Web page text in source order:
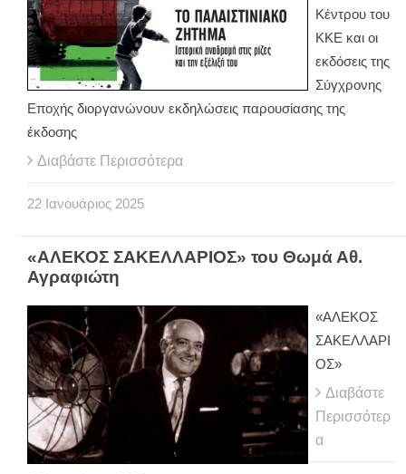
Κέντρου του
ΚΚΕ και οι
εκδόσεις της
Σύγχρονης
Εποχής διοργανώνουν εκδηλώσεις παρουσίασης της
έκδοσης
Διαβάστε Περισσότερα
22 Ιανουάριος 2025
«ΑΛΕΚΟΣ ΣΑΚΕΛΛΑΡΙΟΣ» του Θωμά Αθ.
Αγραφιώτη
«ΑΛΕΚΟΣ
ΣΑΚΕΛΛΑΡΙ
ΟΣ»
Διαβάστε
Περισσότερ
α